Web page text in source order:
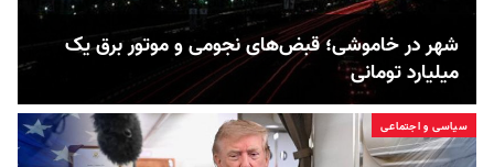
شهر در خاموشی؛ قبض‌های نجومی و موتور برق یک
میلیارد تومانی
سیاسی و اجتماعی